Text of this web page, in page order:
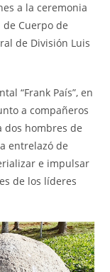
a la ceremonia
Cuerpo de
de División Luis
“Frank País”, en
a compañeros
hombres de
entrelazó de
e impulsar
de los líderes